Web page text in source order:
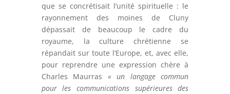
que se concrétisait l’unité spirituelle : le
rayonnement des moines de Cluny
dépassait de beaucoup le cadre du
royaume, la culture chrétienne se
répandait sur toute l’Europe, et, avec elle,
pour reprendre une expression chère à
Charles Maurras « un langage commun
pour les communications supérieures des